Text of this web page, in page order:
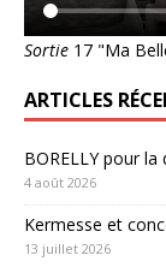
Sortie 17 "Ma
ARTICLES
BORELLY pour
4 août 2026
Kermesse et
13 juillet 2026